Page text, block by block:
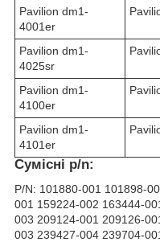
Pavilion dm1-
4001er
Pavilion dm1-
4025sr
Pavilion dm1-
4100er
Pavilion dm1-
4101er
Сумісні p/n:
P/N: 101880-001 101898-
001 159224-002 163444-
003 209124-001 209126-
003 239427-004 239704-